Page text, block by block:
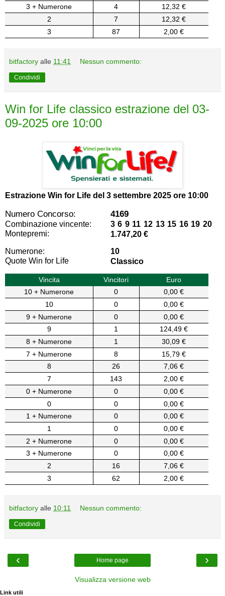
3 + Numerone
4
12,32 €
2
7
12,32 €
3
87 2,00 €
bitfactory alle 11:41 Nessun commento:
Condividi
Win for Life classico estrazione del 03-
09-2025 ore 10:00
Estrazione Win for Life del 3 settembre 2025 ore 10:00
Numero Concorso: 4169
Combinazione vincente:
3 6 9 11 12 13 15 16 19 20
Montepremi:
1.747,20 €
Numerone:
10
Quote Win for Life
Classico
Vincita Vincitori
Euro
10 + Numerone
0
0,00 €
10
0
0,00 €
9 + Numerone
0
0,00 €
9
1
124,49 €
8 + Numerone
1
30,09 €
7 + Numerone
8
15,79 €
8
26
7,06 €
7
143
2,00 €
0 + Numerone
0
0,00 €
0
0
0,00 €
1 + Numerone
0
0,00 €
1
0
0,00 €
2 + Numerone
0
0,00 €
3 + Numerone
0
0,00 €
2
16
7,06 €
3
62 2,00 €
bitfactory alle 10:11 Nessun commento:
Condividi
‹ ›
Home page
Visualizza versione web
Link utili